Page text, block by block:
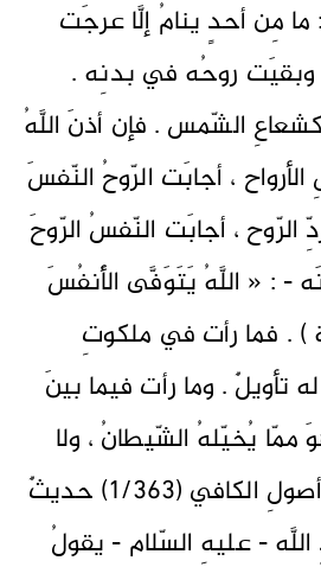
مِن أحدٍ ينامُ إلَّا عرجَت
وبقيَت روحُه في بدنِه .
الشّمس . فإن أذنَ اللَّهُ
، أجابَت الرّوحُ النّفسَ
الرّوح ، أجابَت النّفسُ الرّوحَ
- : « اللَّهُ يَتَوَفَّى الأَنفُسَ
) . فما رأت في ملكوتِ
تأويلٌ . وما رأت فيما بينَ
ممّا يُخيّلهُ الشّيطانُ ، ولا
تأويلَ له . 4- وفي أصولِ الكافي (1/363) حديثٌ
- عليهِ السّلام - يقولُ